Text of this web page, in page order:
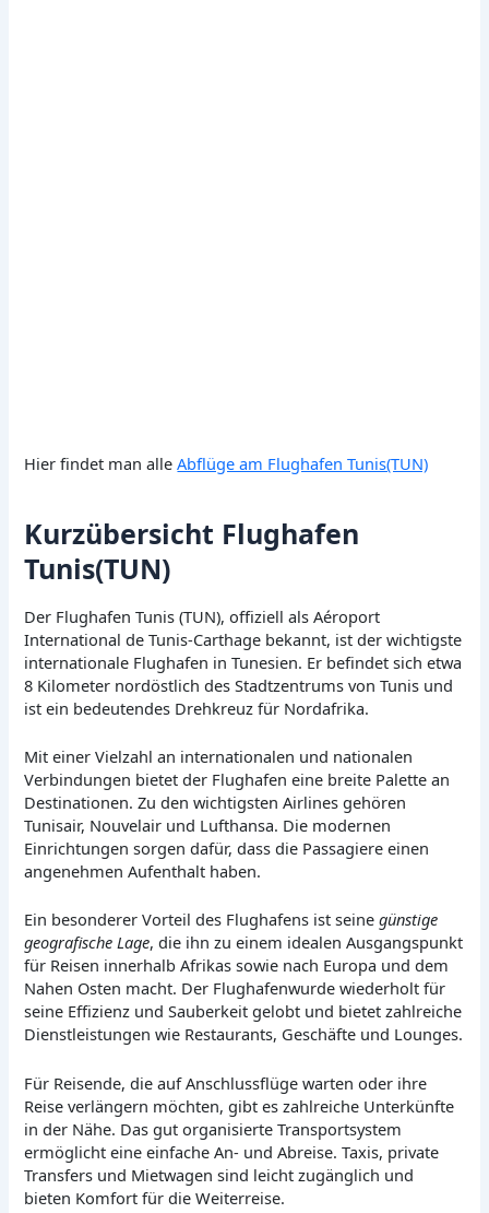
Hier findet man alleAbflüge am Flughafen Tunis(TUN)
Kurzübersicht Flughafen
Tunis(TUN)
Der Flughafen Tunis (TUN), offiziell als Aéroport
International de Tunis-Carthage bekannt, ist der wichtigste
internationale Flughafen in Tunesien. Er befindet sich etwa
8 Kilometer nordöstlich des Stadtzentrums von Tunis und
ist ein bedeutendes Drehkreuz für Nordafrika.
Mit einer Vielzahl an internationalen und nationalen
Verbindungen bietet der Flughafen eine breite Palette an
Destinationen. Zu den wichtigsten Airlines gehören
Tunisair, Nouvelair und Lufthansa. Die modernen
Einrichtungen sorgen dafür, dass die Passagiere einen
angenehmen Aufenthalt haben.
Ein besonderer Vorteil des Flughafens ist seinegünstige
geografische Lage, die ihn zu einem idealen Ausgangspunkt
für Reisen innerhalb Afrikas sowie nach Europa und dem
Nahen Osten macht. Der Flughafenwurde wiederholt für
seine Effizienz und Sauberkeit gelobt und bietet zahlreiche
Dienstleistungen wie Restaurants, Geschäfte und Lounges.
Für Reisende, die auf Anschlussflüge warten oder ihre
Reise verlängern möchten, gibt es zahlreiche Unterkünfte
in der Nähe. Das gut organisierte Transportsystem
ermöglicht eine einfache An- und Abreise. Taxis, private
Transfers und Mietwagen sind leicht zugänglich und
bieten Komfort für die Weiterreise.